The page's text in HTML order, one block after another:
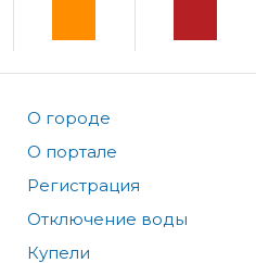
О городе
О портале
Регистрация
Отключение воды
Купели